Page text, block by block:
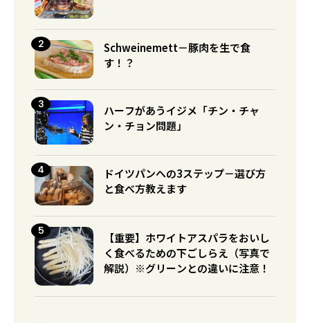
Schweinemett－豚肉を生で食
す！？
ハーフがあうイジメ「チン・チャ
ン・チョン問題」
ドイツパンへの3ステップ－選び方
と食べ方教えます
【重要】ホワイトアスパラをおいし
く食べるための下ごしらえ（写真で
解説）※グリーンとの違いに注意！